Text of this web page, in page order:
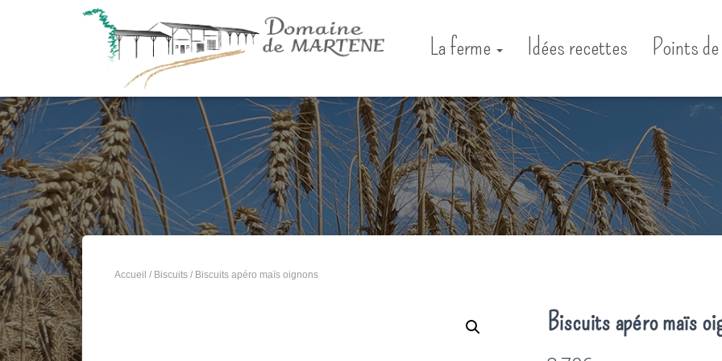
La ferme Idées recettes Points
Accueil / Biscuits / Biscuits apéro maïs oignons
Biscuits apéro maïs